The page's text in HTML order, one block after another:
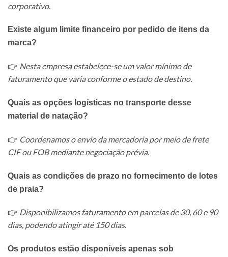
corporativo.
Existe algum limite financeiro por pedido de itens da
marca?
👉 Nesta empresa estabelece-se um valor mínimo de
faturamento que varia conforme o estado de destino.
Quais as opções logísticas no transporte desse
material de natação?
👉 Coordenamos o envio da mercadoria por meio de frete
CIF ou FOB mediante negociação prévia.
Quais as condições de prazo no fornecimento de lotes
de praia?
👉 Disponibilizamos faturamento em parcelas de 30, 60 e 90
dias, podendo atingir até 150 dias.
Os produtos estão disponíveis apenas sob